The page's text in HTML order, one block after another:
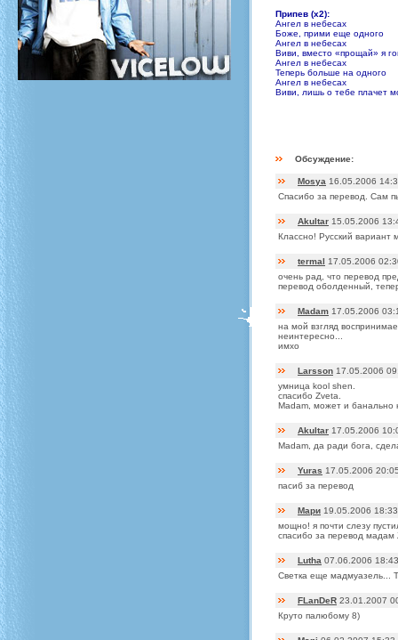
Припев (x2):
Ангел в небесах
Боже, прими еще одного
Ангел в небесах
Виви, вместо «прощай» я
Ангел в небесах
Теперь больше на одного
Ангел в небесах
Виви, лишь о тебе плачет
Обсуждение:
Mosya 16.05.2006
Спасибо за перевод. Сам
Akultar 15.05.2006
Классно! Русский вариант
termal 17.05.2006
очень рад, что перевод
перевод оболденный,
Madam 17.05.2006
на мой взгляд
неинтересно...
имхо
Larsson 17.05.2006
умница kool shen.
спасибо Zveta.
Madam, может и банально
Akultar 17.05.2006
Madam, да ради бога,
Yuras 17.05.2006
пасиб за перевод
Мари 19.05.2006 18:33
мощно! я почти слезу
спасибо за перевод мадам
Lutha 07.06.2006 18:43
Светка еще мадмуазель...
FLanDeR 23.01.2007
Круто палюбому 8)